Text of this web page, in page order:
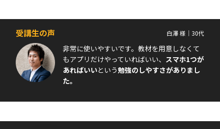
受講生の声 白澤 様｜30代
非常に使いやすいです。教材を用意しなくて
もアプリだけやっていればいい、 スマホ1つが
あればいいという勉強のしやすさがありまし
た。